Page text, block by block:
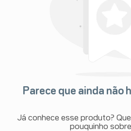
Parece que ainda não
Já conhece esse produto?
pouquinho sobre